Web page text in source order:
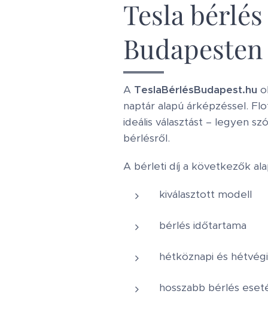
Tesla
A TeslaBérlésBudapest.hu
naptár alapú árképzéssel.
ideális választást – legyen
bérlésről.
A bérleti díj a következők
kiválasztott modell
bérlés időtartama
hétköznapi és
hosszabb bérlés